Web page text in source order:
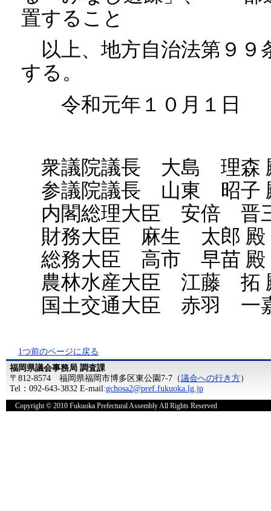
置すること
以上、地方自治法第９９
する。
令和元年１０月１日
衆議院議長 大島 理森
参議院議長 山東 昭子
内閣総理大臣 安倍 晋
財務大臣 麻生 太郎 殿
総務大臣 高市 早苗 殿
農林水産大臣 江藤 拓
国土交通大臣 赤羽 一
1つ前のページに戻る
福岡県議会事務局 調査課
〒812-8574 福岡県福岡市博多区東公園7-7（議会への行き方）
Tel：092-643-3832 E-mail:gchosa2@pref.fukuoka.lg.jp
Copyright © 2010 Fukuoka Prefectural Assembly All Rights Reserved